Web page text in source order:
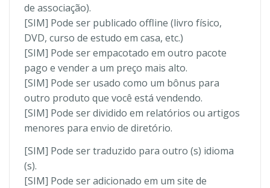
de associação).
[SIM] Pode ser publicado offline (livro físico,
DVD, curso de estudo em casa, etc.)
[SIM] Pode ser empacotado em outro pacote
pago e vender a um preço mais alto.
[SIM] Pode ser usado como um bônus para
outro produto que você está vendendo.
[SIM] Pode ser dividido em relatórios ou artigos
menores para envio de diretório.
[SIM] Pode ser traduzido para outro (s) idioma
(s).
[SIM] Pode ser adicionado em um site de